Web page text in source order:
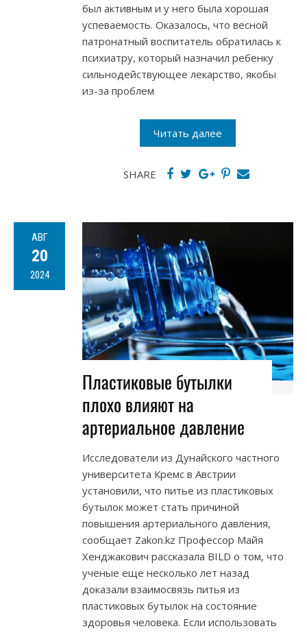
был активным и у него была хорошая
успеваемость. Оказалось, что весной
патронатный воспитатель обратилась к
психиатру, который назначил ребенку
сильнодействующее лекарство, якобы
из-за проблем
Читать далее
SHARE
АВГ
20
2024
Пластиковые бутылки
плохо влияют на
артериальное давление
Исследователи из Дунайского частного
университета Кремс в Австрии
установили, что питье из пластиковых
бутылок может стать причиной
повышения артериального давления,
сообщает Zakon.kz Профессор Майя
Хенджакович рассказала BILD о том, что
ученые еще несколько лет назад
доказали взаимосвязь питья из
пластиковых бутылок на состояние
здоровья человека. Если использовать